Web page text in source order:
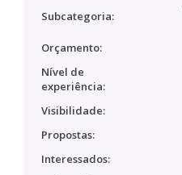
Subcategoria:
Orçamento:
Nível de
experiência:
Visibilidade:
Propostas:
Interessados: